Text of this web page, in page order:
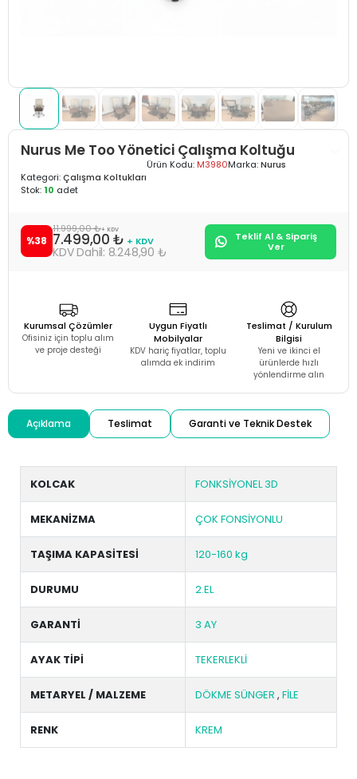
Nurus Me Too Yönetici Çalışma Koltuğu
Kategori:Çalışma Koltukları
Ürün Kodu: M3980Marka:Nurus
Stok: 10 adet
%38
11.999,00 ₺+ KDV
7.499,00 ₺ + KDV
8.248,90 ₺
Teklif Al & Sipariş
Ver
Kurumsal Çözümler
Ofisiniz için toplu alım
ve proje desteği
Uygun Fiyatlı
Mobilyalar
KDV hariç fiyatlar, toplu
alımda ek indirim
Teslimat / Kurulum
Bilgisi
Yeni ve ikinci el
ürünlerde hızlı
yönlendirme alın
Açıklama Teslimat Garanti ve Teknik Destek
KOLCAK FONKSİYONEL 3D
MEKANİZMA ÇOK FONSİYONLU
TAŞIMA KAPASİTESİ 120-160 kg
DURUMU 2.EL
GARANTİ 3 AY
AYAK TİPİ TEKERLEKLİ
METARYEL / MALZEME DÖKME SÜNGER , FİLE
RENK KREM